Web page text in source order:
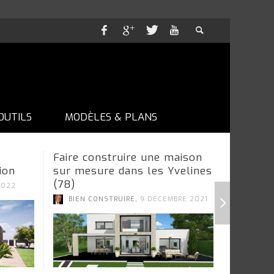
MODÈLES & PLANS
Faire construire une maison
sur mesure dans les Yvelines
(78)
BIEN CONSTRUIRE , 9 DÉCEMBRE 2021